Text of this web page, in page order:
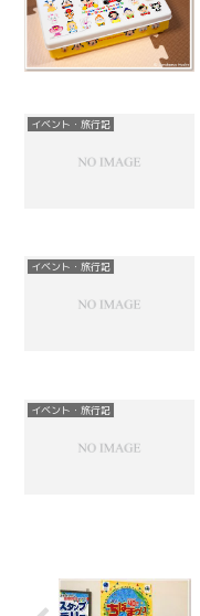
イベント・旅行記
イベント・旅行記
イベント・旅行記